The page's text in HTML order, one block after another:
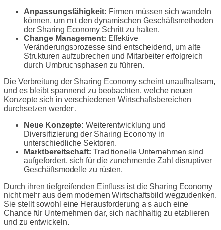
Anpassungsfähigkeit: Firmen müssen sich wandeln
können, um mit den dynamischen Geschäftsmethoden
der Sharing Economy Schritt zu halten.
Change Management: Effektive
Veränderungsprozesse sind entscheidend, um alte
Strukturen aufzubrechen und Mitarbeiter erfolgreich
durch Umbruchsphasen zu führen.
Die Verbreitung der Sharing Economy scheint unaufhaltsam,
und es bleibt spannend zu beobachten, welche neuen
Konzepte sich in verschiedenen Wirtschaftsbereichen
durchsetzen werden.
Neue Konzepte: Weiterentwicklung und
Diversifizierung der Sharing Economy in
unterschiedliche Sektoren.
Marktbereitschaft: Traditionelle Unternehmen sind
aufgefordert, sich für die zunehmende Zahl disruptiver
Geschäftsmodelle zu rüsten.
Durch ihren tiefgreifenden Einfluss ist die Sharing Economy
nicht mehr aus dem modernen Wirtschaftsbild wegzudenken.
Sie stellt sowohl eine Herausforderung als auch eine
Chance für Unternehmen dar, sich nachhaltig zu etablieren
und zu entwickeln.